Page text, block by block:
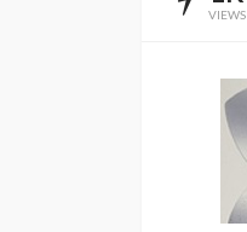
VIEWS